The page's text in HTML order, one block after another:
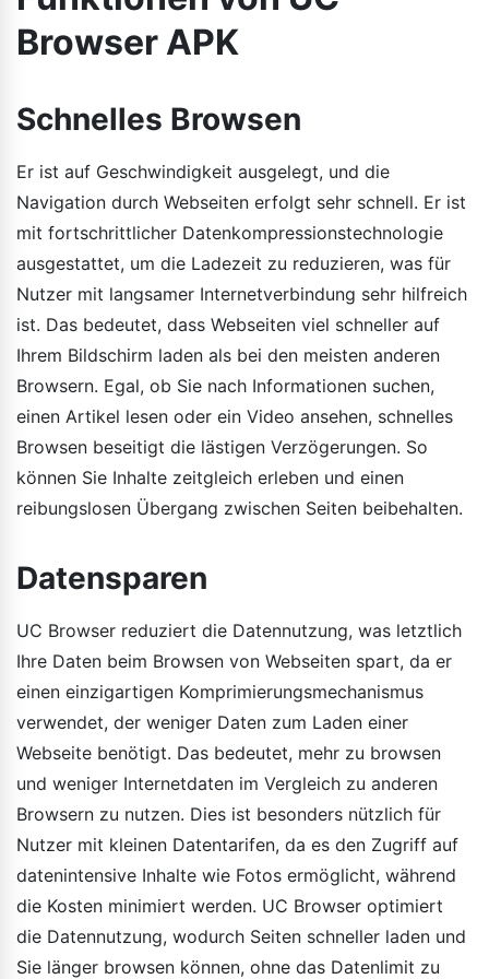
Browser APK
Schnelles Browsen
Er ist auf Geschwindigkeit ausgelegt, und die
Navigation durch Webseiten erfolgt sehr schnell. Er ist
mit fortschrittlicher Datenkompressionstechnologie
ausgestattet, um die Ladezeit zu reduzieren, was für
Nutzer mit langsamer Internetverbindung sehr hilfreich
ist. Das bedeutet, dass Webseiten viel schneller auf
Ihrem Bildschirm laden als bei den meisten anderen
Browsern. Egal, ob Sie nach Informationen suchen,
einen Artikel lesen oder ein Video ansehen, schnelles
Browsen beseitigt die lästigen Verzögerungen. So
können Sie Inhalte zeitgleich erleben und einen
reibungslosen Übergang zwischen Seiten beibehalten.
Datensparen
UC Browser reduziert die Datennutzung, was letztlich
Ihre Daten beim Browsen von Webseiten spart, da er
einen einzigartigen Komprimierungsmechanismus
verwendet, der weniger Daten zum Laden einer
Webseite benötigt. Das bedeutet, mehr zu browsen
und weniger Internetdaten im Vergleich zu anderen
Browsern zu nutzen. Dies ist besonders nützlich für
Nutzer mit kleinen Datentarifen, da es den Zugriff auf
datenintensive Inhalte wie Fotos ermöglicht, während
die Kosten minimiert werden. UC Browser optimiert
die Datennutzung, wodurch Seiten schneller laden und
Sie länger browsen können, ohne das Datenlimit zu